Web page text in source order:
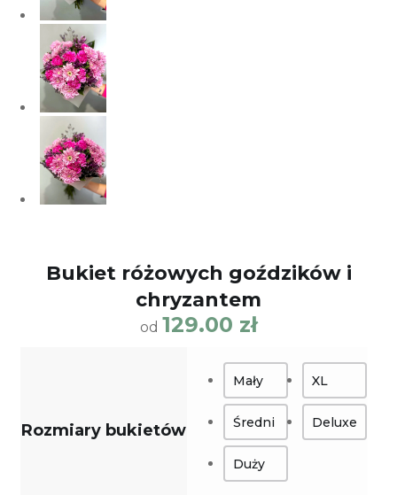
Bukiet różowych goździków i
chryzantem
od 129.00 zł
Rozmiary bukietów
Mały
Średni
Duży
XL
Deluxe